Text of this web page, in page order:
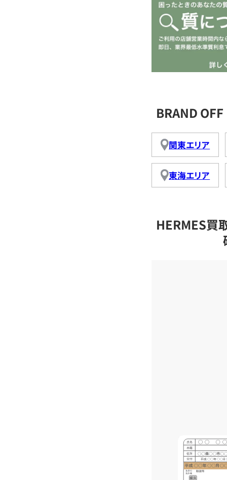
BRAND
関東エリア
東海エリア
HERMES買